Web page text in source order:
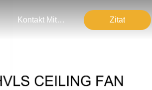
Kontakt Mit Uns Zitat